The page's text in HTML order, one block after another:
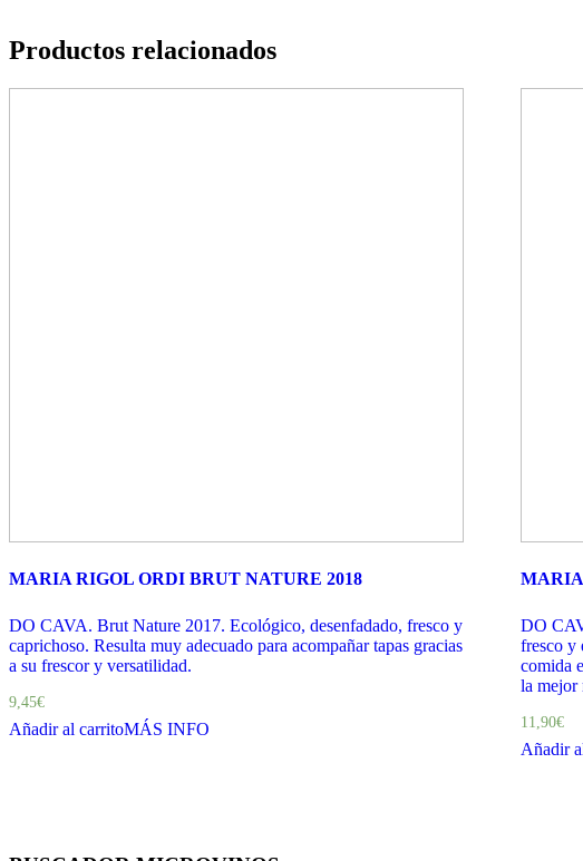
Productos relacionados
MARIA RIGOL ORDI BRUT NATURE 2018
DO CAVA. Brut Nature 2017. Ecológico, desenfadado, fresco y
caprichoso. Resulta muy adecuado para acompañar tapas gracias
a su frescor y versatilidad.
9,45€
Añadir al carritoMÁS INFO
MARIA
DO
fresco y
comida
la mejor
11,90€
Añadir